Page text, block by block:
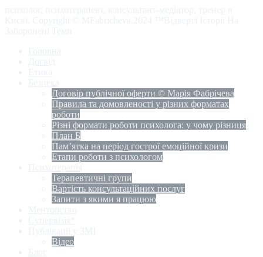
Договір публічної оферти © Марія Фабрічева
Правила та домовленості у різних форматах
роботи
Різні формати роботи психолога: у чому різниця
План Б
Пам’ятка на період гострої емоційної кризи
Етапи роботи з психологом
Терапевтичні групи
Вартість консультаційних послуг
Запити з якими я працюю
Відео